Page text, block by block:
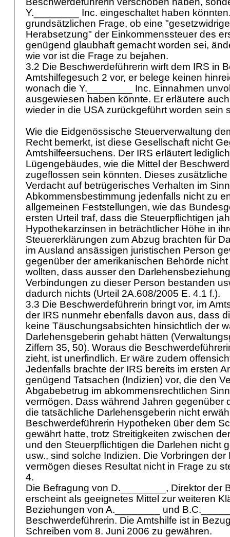
Y.________ Inc. eingeschaltet haben
grundsätzlichen Frage, ob eine
Herabsetzung" der Einkommenssteuer des
genügend glaubhaft gemacht worden sei,
wie vor ist die Frage zu bejahen.
3.2 Die Beschwerdeführerin wirft dem IRS in
Amtshilfegesuch 2 vor, er belege keinen
wonach die Y.________ Inc. Einnahmen
ausgewiesen haben könnte. Er erläutere
wieder in die USA zurückgeführt worden sein
Wie die Eidgenössische Steuerverwaltung
Recht bemerkt, ist diese Gesellschaft nicht
Amtshilfeersuchens. Der IRS erläutert
Lügengebäudes, wie die Mittel der
zugeflossen sein könnten. Dieses
Verdacht auf betrügerisches Verhalten im
Abkommensbestimmung jedenfalls nicht zu
allgemeinen Feststellungen, wie das
ersten Urteil traf, dass die Steuerpflichtigen
Hypothekarzinsen in beträchtlicher Höhe in
Steuererklärungen zum Abzug brachten für
im Ausland ansässigen juristischen Person
gegenüber der amerikanischen Behörde
wollten, dass ausser den
Verbindungen zu dieser Person bestanden
dadurch nichts (Urteil 2A.608/2005 E. 4.1 f.).
3.3 Die Beschwerdeführerin bringt vor, im
der IRS nunmehr ebenfalls davon aus, dass
keine Täuschungsabsichten hinsichtlich der
Darlehensgeberin gehabt hätten
Ziffern 35, 50). Woraus die
zieht, ist unerfindlich. Er wäre zudem
Jedenfalls brachte der IRS bereits im ersten
genügend Tatsachen (Indizien) vor, die den
Abgabebetrug im abkommensrechtlichen
vermögen. Dass während Jahren gegenüber
die tatsächliche Darlehensgeberin nicht
Beschwerdeführerin Hypotheken über dem
gewährt hatte, trotz Streitigkeiten zwischen
und den Steuerpflichtigen die Darlehen nicht
usw., sind solche Indizien. Die Vorbringen
vermögen dieses Resultat nicht in Frage zu
4.
Die Befragung von D.________, Direktor der
erscheint als geeignetes Mittel zur weiteren
Beziehungen von A.________ und
Beschwerdeführerin. Die Amtshilfe ist in
Schreiben vom 8. Juni 2006 zu gewähren.